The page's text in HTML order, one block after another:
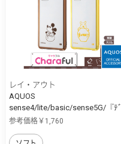
レイ・アウト
AQUOS
sense4/lite/basic/sense5G/『ﾃﾞ
ｨ...
参考価格￥1,760